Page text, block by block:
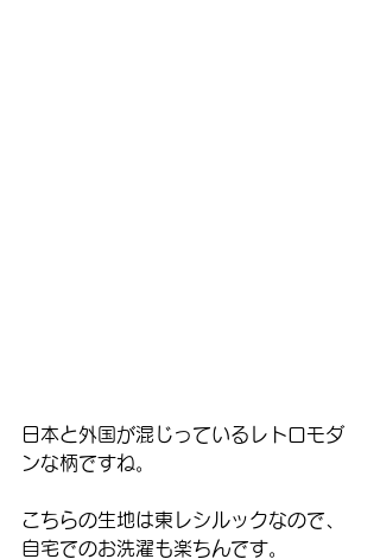
日本と外国が混じっているレトロモダ
ンな柄ですね。
こちらの生地は東レシルックなので、
自宅でのお洗濯も楽ちんです。